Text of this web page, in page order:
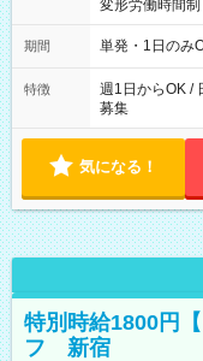
変形労働時間制 想定労
～21：00
期間 単発・1日のみ
特徴
週1日からOK /
募集
気になる！
特別時給1800円
フ 新宿